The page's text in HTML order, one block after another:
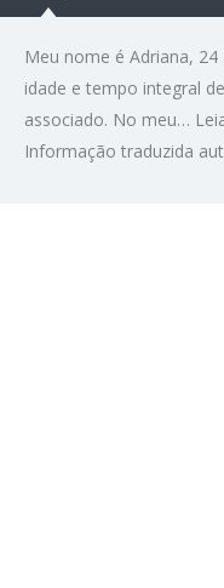
Meu nome é Adriana,
idade e tempo integral
associado. No meu…
Informação traduzida